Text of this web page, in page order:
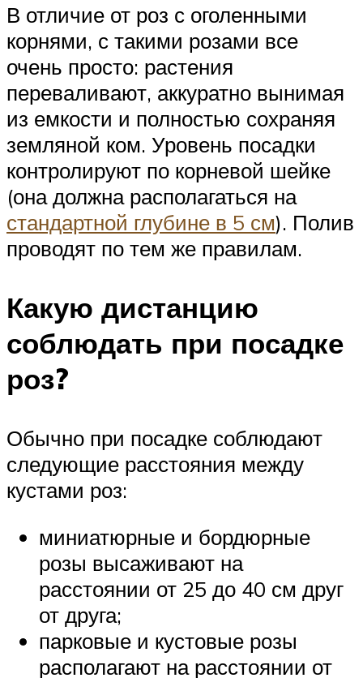
В отличие от роз с оголенными
корнями, с такими розами все
очень просто: растения
переваливают, аккуратно вынимая
из емкости и полностью сохраняя
земляной ком. Уровень посадки
контролируют по корневой шейке
(она должна располагаться на
стандартной глубине в 5 см). Полив
проводят по тем же правилам.
Какую дистанцию
соблюдать при посадке
роз?
Обычно при посадке соблюдают
следующие расстояния между
кустами роз:
миниатюрные и бордюрные
розы высаживают на
расстоянии от 25 до 40 см друг
от друга;
парковые и кустовые розы
располагают на расстоянии от